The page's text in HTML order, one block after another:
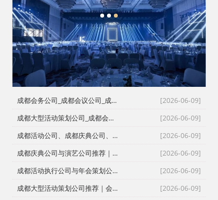
1 2 3
[2026-06-09]
成都会务公司_成都会议公司_成都庆典公司高难度同行单二手单全接｜成都红星活动策划用26年经验说话
[2026-06-09]
成都大型活动策划公司_成都会议策划公司_成都庆典策划公司哪家专业？成都红星活动策划26年团队实力深度解析
[2026-06-09]
成都活动公司、成都庆典公司、成都会务公司、成都会议策划公司，红星团队26年经验深度解读
[2026-06-09]
成都庆典公司与演艺公司推荐｜开张剪彩、舞龙舞狮、大型晚会全案执行
[2026-06-09]
成都活动执行公司与年会策划公司推荐｜全流程服务与安全保障
[2026-06-09]
成都大型活动策划公司推荐｜会议策划、庆典执行、年会演艺一站式服务